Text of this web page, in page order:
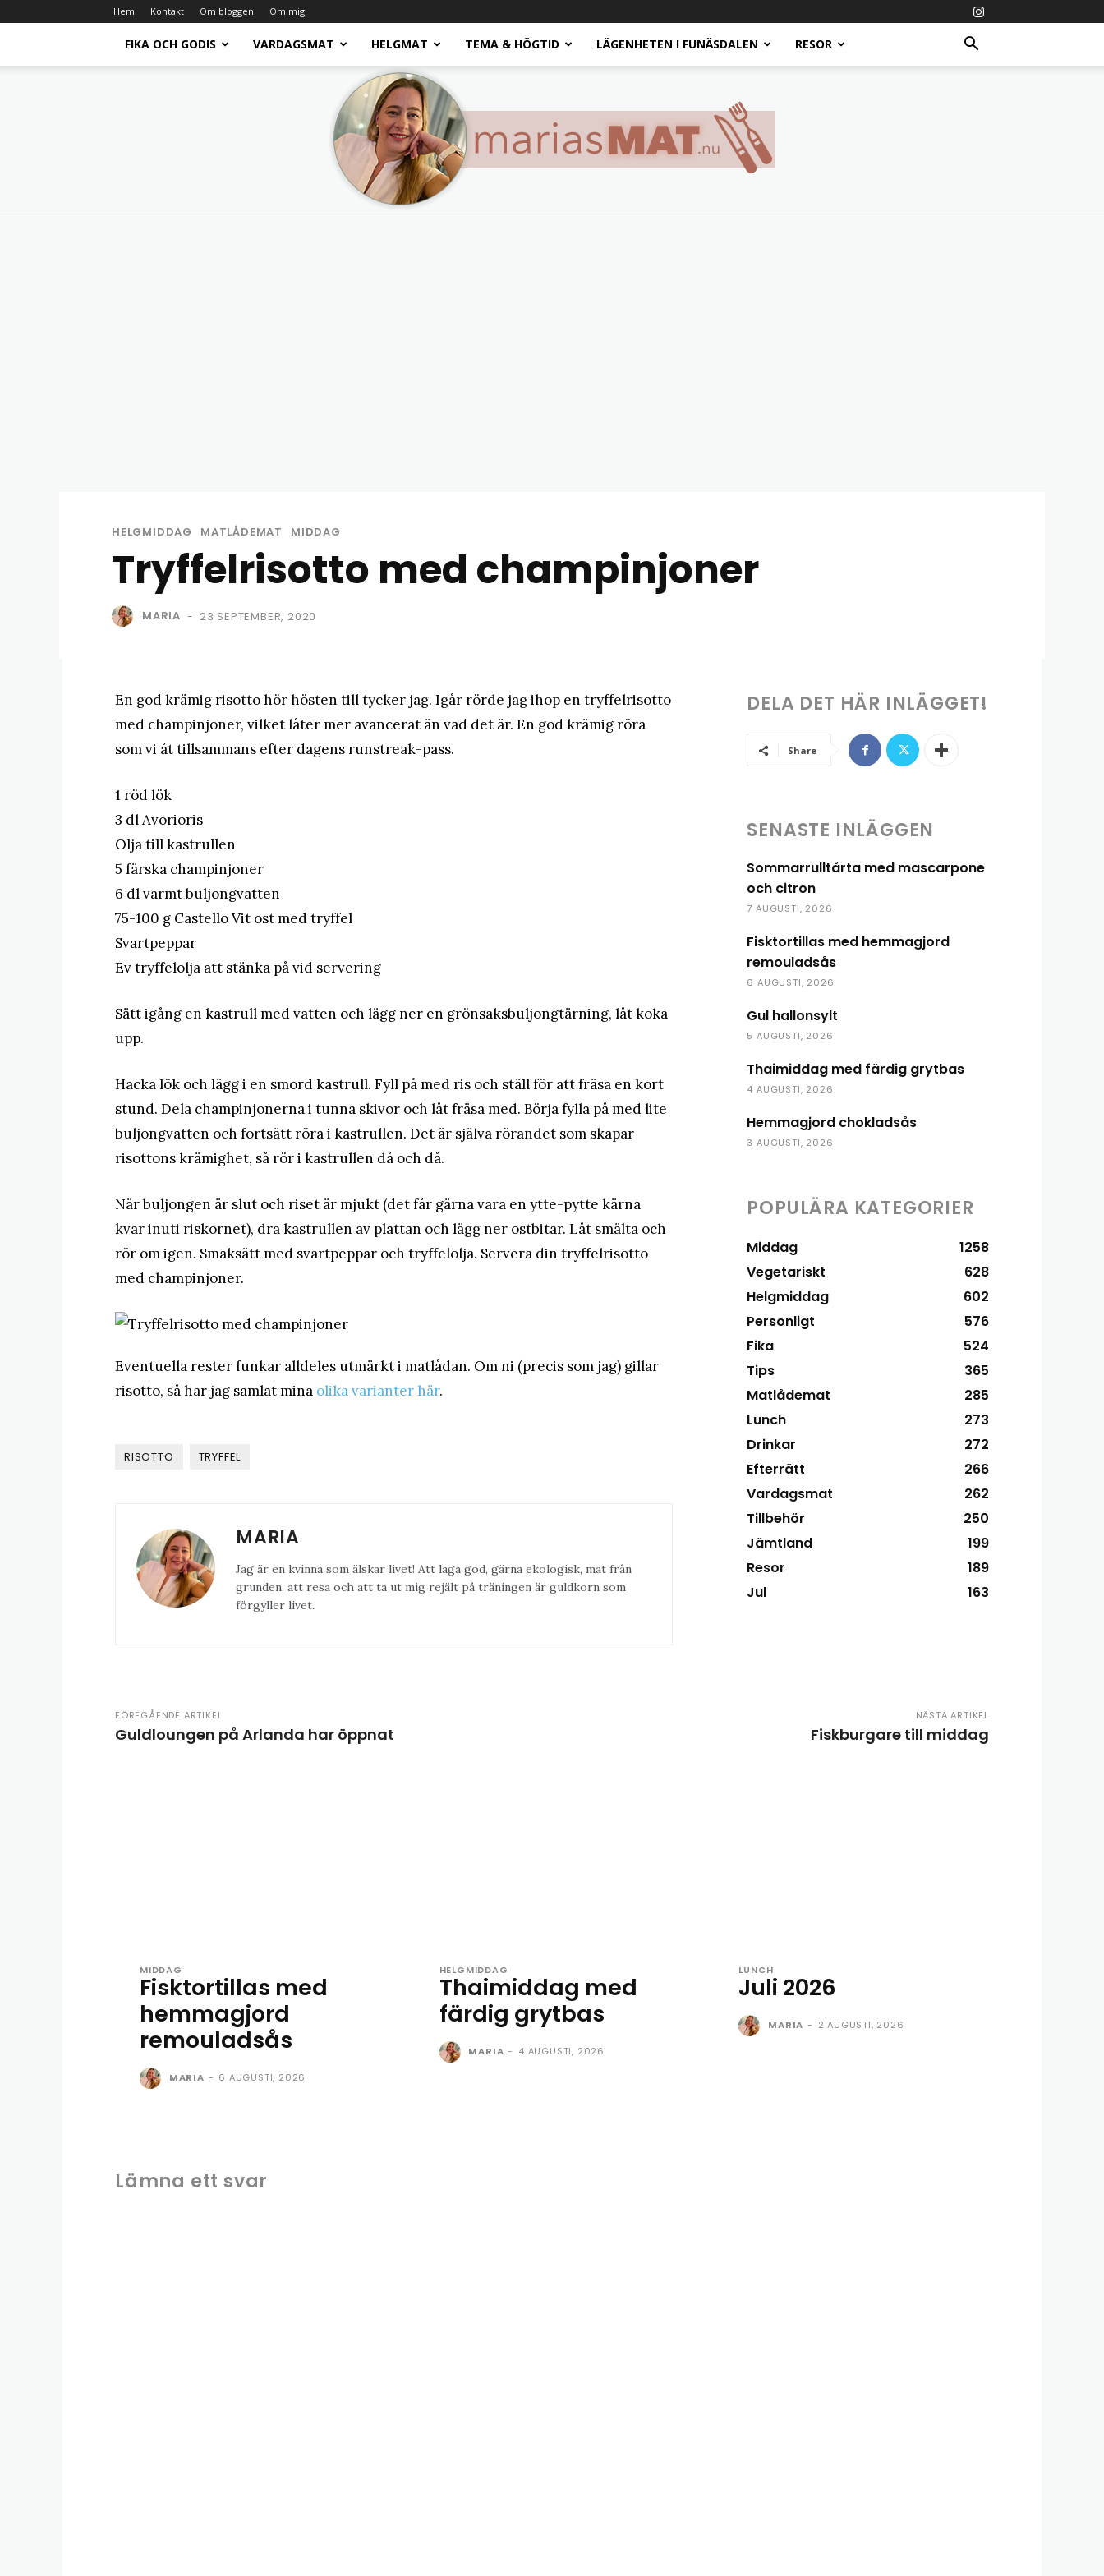
Hem Kontakt Om bloggen Om mig
FIKA OCH GODIS VARDAGSMAT HELGMAT TEMA & HÖGTID LÄGENHETEN I FUNÄSDALEN RESOR
HELGMIDDAG MATLÅDEMAT MIDDAG
Tryffelrisotto med champinjoner
MARIA - 23 SEPTEMBER, 2020
En god krämig risotto hör hösten till tycker jag. Igår rörde jag ihop en tryffelrisotto
med champinjoner, vilket låter mer avancerat än vad det är. En god krämig röra
som vi åt tillsammans efter dagens runstreak-pass.
1 röd lök
3 dl Avorioris
Olja till kastrullen
5 färska champinjoner
6 dl varmt buljongvatten
75-100 g Castello Vit ost med tryffel
Svartpeppar
Ev tryffelolja att stänka på vid servering
Sätt igång en kastrull med vatten och lägg ner en grönsaksbuljongtärning, låt koka
upp.
Hacka lök och lägg i en smord kastrull. Fyll på med ris och ställ för att fräsa en kort
stund. Dela champinjonerna i tunna skivor och låt fräsa med. Börja fylla på med lite
buljongvatten och fortsätt röra i kastrullen. Det är själva rörandet som skapar
risottons krämighet, så rör i kastrullen då och då.
När buljongen är slut och riset är mjukt (det får gärna vara en ytte-pytte kärna
kvar inuti riskornet), dra kastrullen av plattan och lägg ner ostbitar. Låt smälta och
rör om igen. Smaksätt med svartpeppar och tryffelolja. Servera din tryffelrisotto
med champinjoner.
Eventuella rester funkar alldeles utmärkt i matlådan. Om ni (precis som jag) gillar
risotto, så har jag samlat mina olika varianter här.
RISOTTO TRYFFEL
MARIA
Jag är en kvinna som älskar livet! Att laga god, gärna ekologisk, mat från
grunden, att resa och att ta ut mig rejält på träningen är guldkorn som
förgyller livet.
DELA DET HÄR INLÄGGET!
Share
SENASTE INLÄGGEN
Sommarrulltårta med mascarpone
och citron
7 AUGUSTI, 2026
Fisktortillas med hemmagjord
remouladsås
6 AUGUSTI, 2026
Gul hallonsylt
5 AUGUSTI, 2026
Thaimiddag med färdig grytbas
4 AUGUSTI, 2026
Hemmagjord chokladsås
3 AUGUSTI, 2026
POPULÄRA KATEGORIER
Middag
1258
Vegetariskt
628
Helgmiddag
602
Personligt
576
Fika
524
Tips
365
Matlådemat
285
Lunch
273
Drinkar
272
Efterrätt
266
Vardagsmat
262
Tillbehör
250
Jämtland
199
Resor
189
Jul
163
FÖREGÅENDE ARTIKEL
Guldloungen på Arlanda har öppnat
NÄSTA ARTIKEL
Fiskburgare till middag
MIDDAG
Fisktortillas med
hemmagjord
remouladsås
MARIA - 6 AUGUSTI, 2026
HELGMIDDAG
Thaimiddag med
färdig grytbas
MARIA - 4 AUGUSTI, 2026
LUNCH
Juli 2026
MARIA - 2 AUGUSTI, 2026
Lämna ett svar